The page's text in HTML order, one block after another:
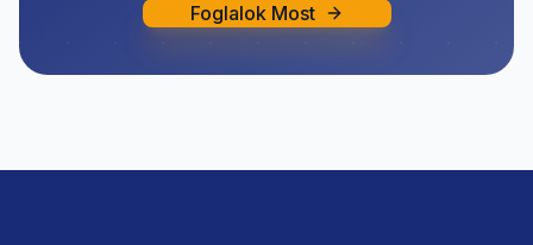
Foglalok Most